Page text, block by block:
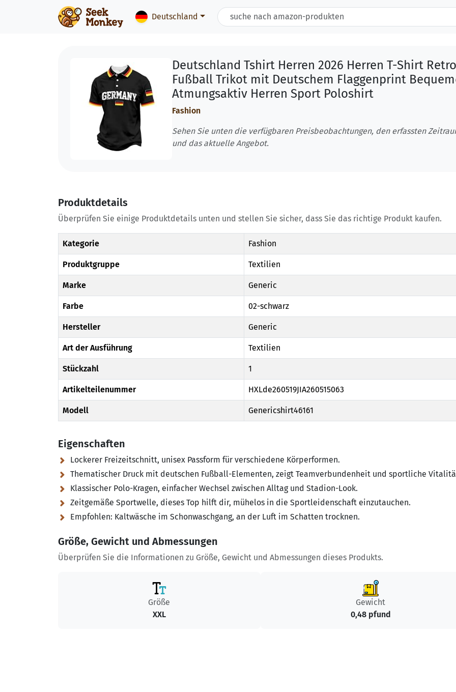
Deutschland
Deutschland Tshirt Herren 2026 Herren T-Shirt Retro
Fußball Trikot mit Deutschem Flaggenprint
Atmungsaktiv Herren Sport Poloshirt
Fashion
Sehen Sie unten die verfügbaren Preisbeobachtungen, den erfassten
und das aktuelle Angebot.
Produktdetails
Überprüfen Sie einige Produktdetails unten und stellen Sie sicher, dass Sie das richtige Produkt kaufen.
Kategorie Fashion
Produktgruppe Textilien
Marke Generic
Farbe 02-schwarz
Hersteller Generic
Art der Ausführung Textilien
Stückzahl 1
Artikelteilenummer HXLde260519JIA260515063
Modell Genericshirt46161
Eigenschaften
Lockerer Freizeitschnitt, unisex Passform für verschiedene Körperformen.
Thematischer Druck mit deutschen Fußball-Elementen, zeigt Teamverbundenheit und sportliche
Klassischer Polo-Kragen, einfacher Wechsel zwischen Alltag und Stadion-Look.
Zeitgemäße Sportwelle, dieses Top hilft dir, mühelos in die Sportleidenschaft einzutauchen.
Empfohlen: Kaltwäsche im Schonwaschgang, an der Luft im Schatten trocknen.
Größe, Gewicht und Abmessungen
Überprüfen Sie die Informationen zu Größe, Gewicht und Abmessungen dieses Produkts.
Größe
XXL
Gewicht
0,48 pfund